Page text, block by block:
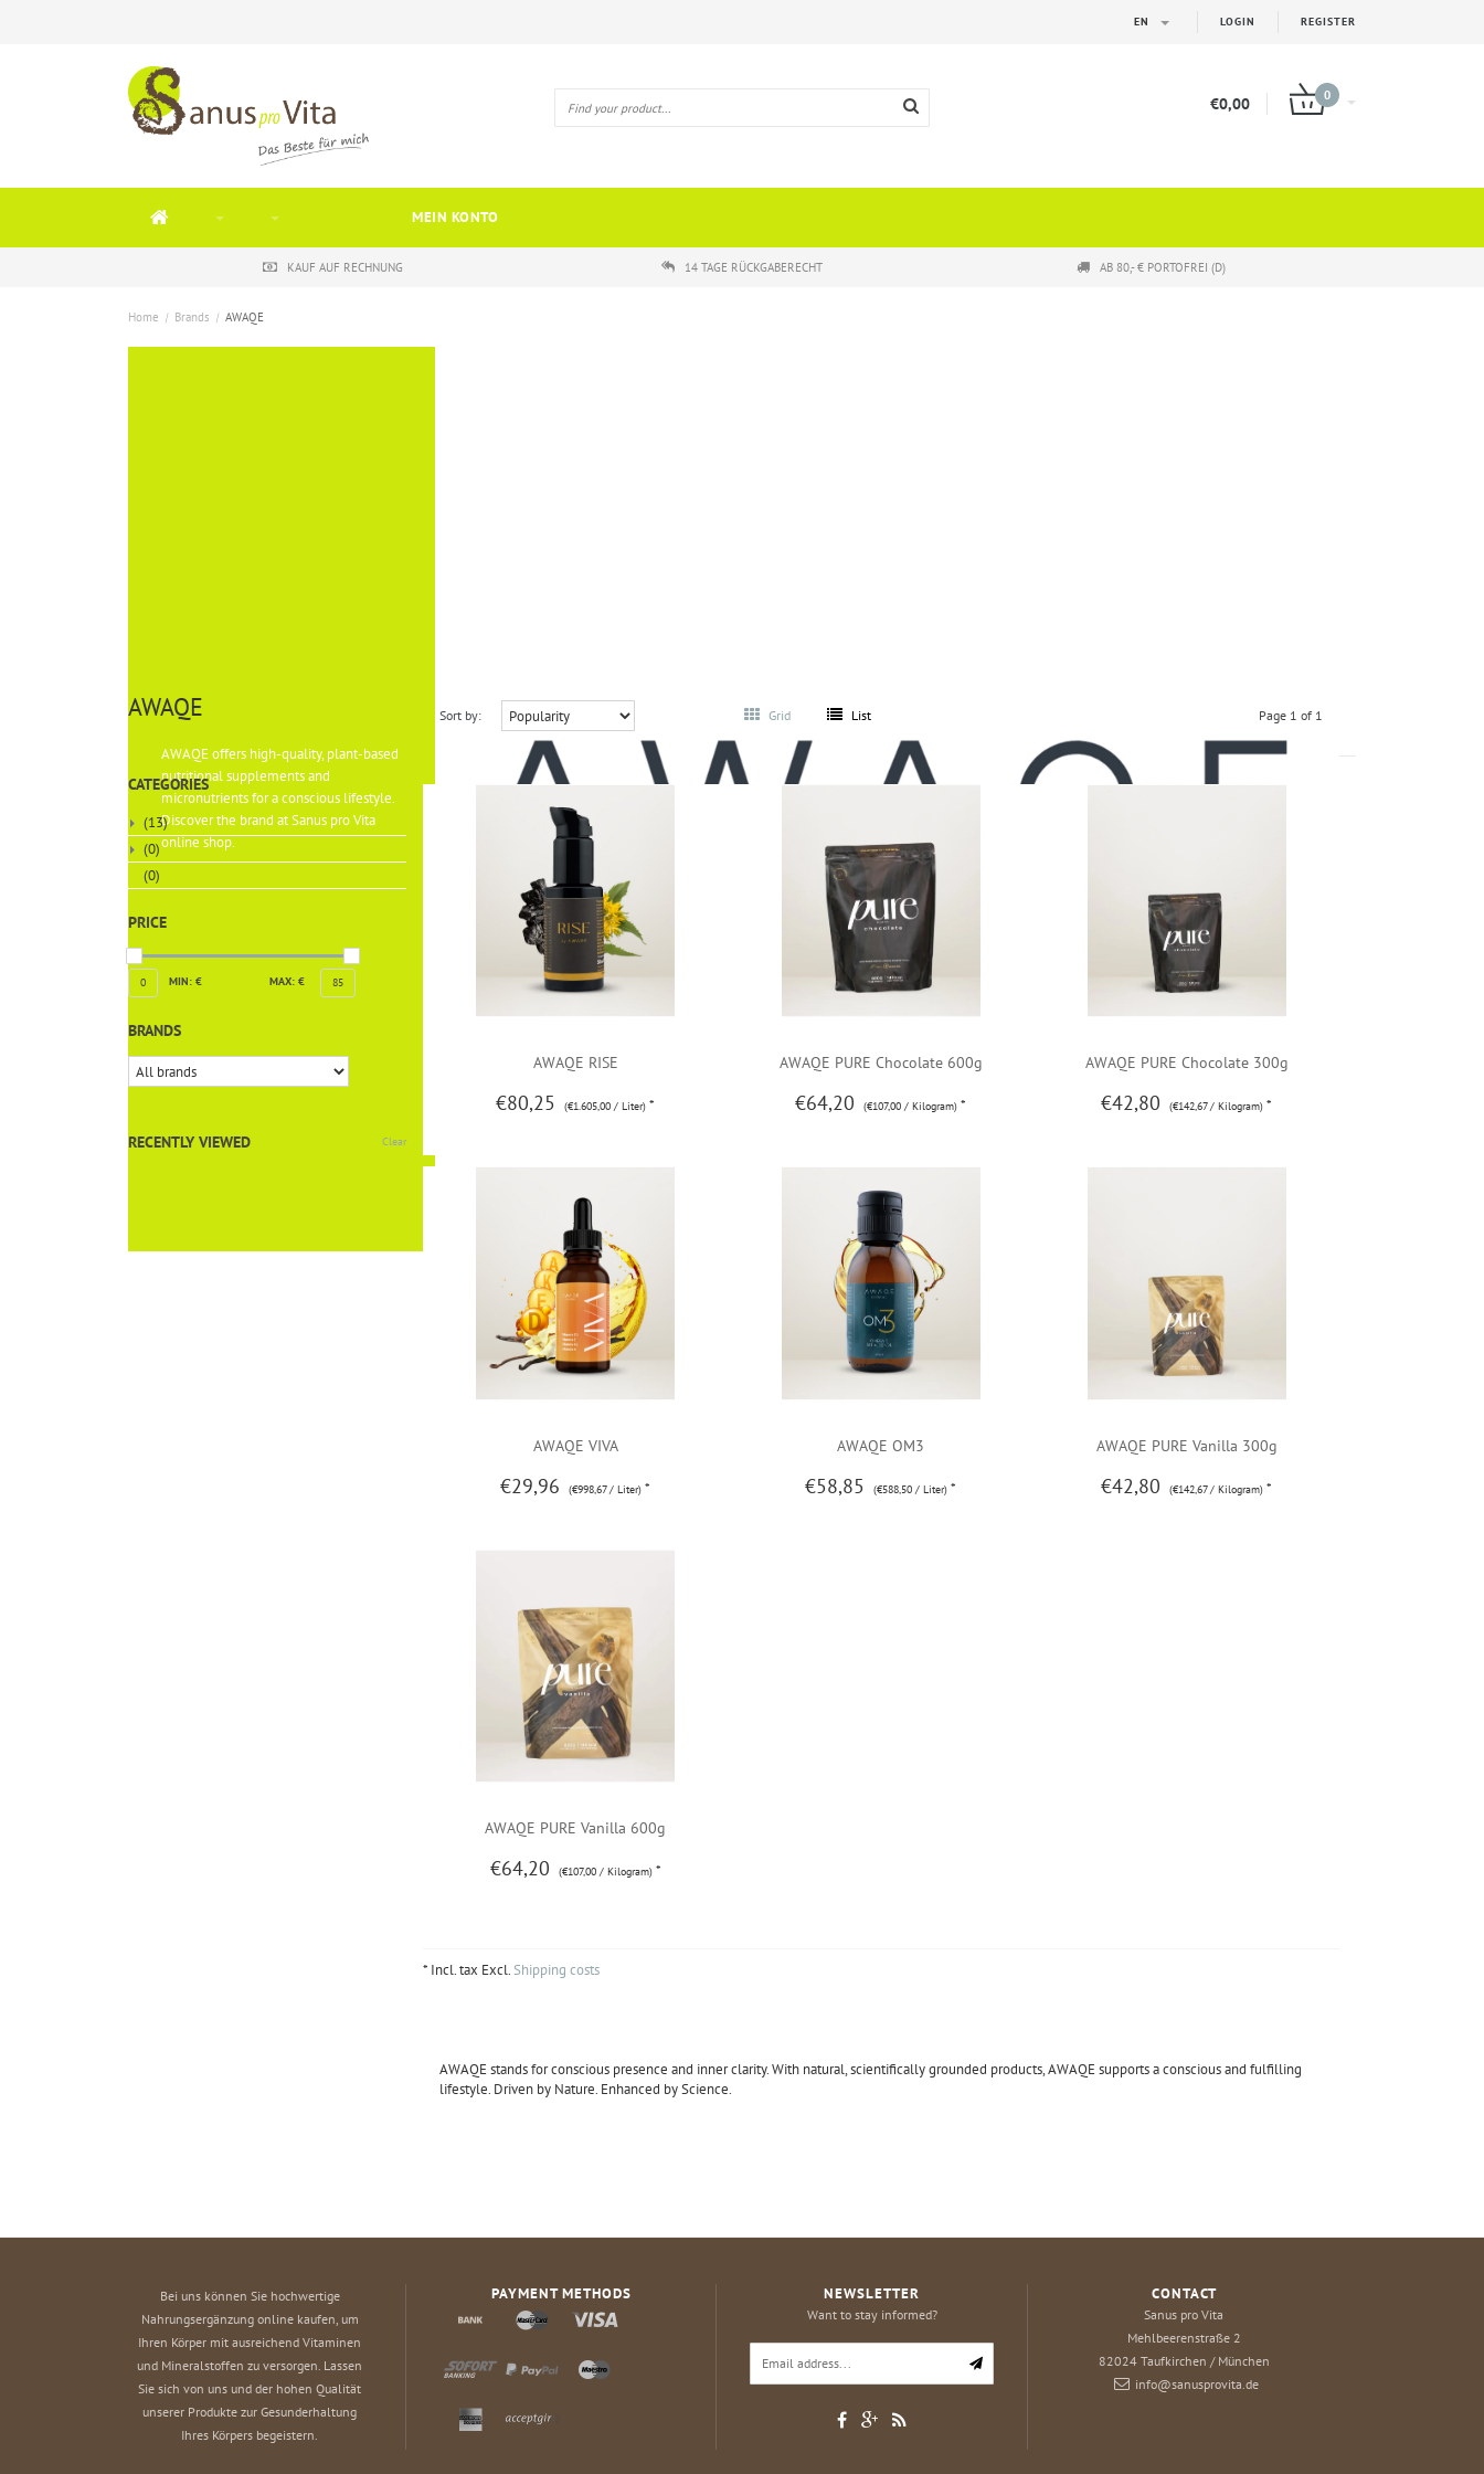
LOGIN REGISTER
EN
€0,00 0
MEIN KONTO
KAUF AUF RECHNUNG 14 TAGE RÜCKGABERECHT AB 80,- € PORTOFREI (D)
Home / Brands / AWAQE
AWAQE offers high-quality, plant-based
nutritional supplements and
micronutrients for a conscious lifestyle.
Discover the brand at Sanus pro Vita
online shop.
AWAQE Sort by: Grid List Page 1 of 1
CATEGORIES
(13)
(0)
(0)
PRICE
0 MIN: € MAX: € 85
BRANDS
RECENTLY VIEWED Clear
AWAQE RISE
€80,25 (€1.605,00 / Liter) *
AWAQE PURE Chocolate 600g
€64,20 (€107,00 / Kilogram) *
AWAQE PURE Chocolate 300g
€42,80 (€142,67 / Kilogram) *
AWAQE VIVA
€29,96 (€998,67 / Liter) *
AWAQE OM3
€58,85 (€588,50 / Liter) *
AWAQE PURE Vanilla 300g
€42,80 (€142,67 / Kilogram) *
AWAQE PURE Vanilla 600g
€64,20 (€107,00 / Kilogram) *
* Incl. tax Excl.Shipping costs
AWAQE stands for conscious presence and inner clarity. With natural, scientifically grounded products, AWAQE supports a conscious and fulfilling
lifestyle. Driven by Nature. Enhanced by Science.
Bei uns können Sie hochwertige
Nahrungsergänzung online kaufen, um
Ihren Körper mit ausreichend Vitaminen
und Mineralstoffen zu versorgen. Lassen
Sie sich von uns und der hohen Qualität
unserer Produkte zur Gesunderhaltung
Ihres Körpers begeistern.
PAYMENT METHODS NEWSLETTER
Want to stay informed?
CONTACT
Sanus pro Vita
Mehlbeerenstraße 2
82024 Taufkirchen / München
info@sanusprovita.de